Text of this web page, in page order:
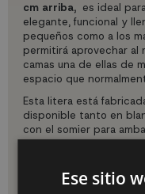
cm arriba, es ideal
elegante, funcional y
pequeños como a los
permitirá aprovechar al
camas una de ellas de
espacio que
Esta litera está
disponible tanto en
con el somier para
un colchón de 135 x
Medidas:Ancho: 200
Ese sitio